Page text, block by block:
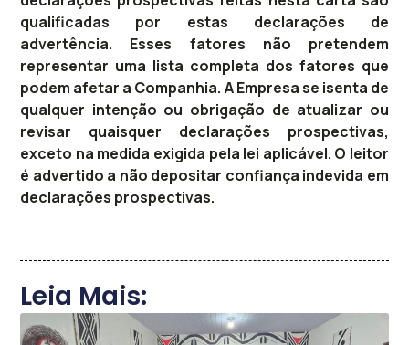
qualificadas por estas declarações de
advertência. Esses fatores não pretendem
representar uma lista completa dos fatores que
podem afetar a Companhia. A Empresa se isenta de
qualquer intenção ou obrigação de atualizar ou
revisar quaisquer declarações prospectivas,
exceto na medida exigida pela lei aplicável. O leitor
é advertido a não depositar confiança indevida em
declarações prospectivas.
Leia Mais: